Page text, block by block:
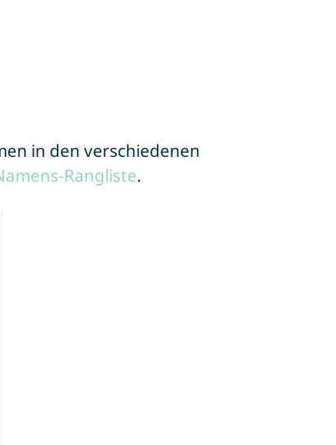
in den verschiedenen
Rangliste.